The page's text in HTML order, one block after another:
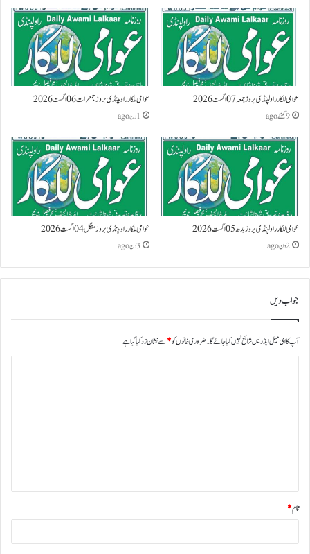
عوامی للکار راولپنڈی بروز جمعہ 07 اگست 2026
9 گھنٹے ago
عوامی للکار راولپنڈی بروز جمعرات 06 اگست 2026
1 دن ago
عوامی للکار راولپنڈی بروز بدھ 05 اگست 2026
2 دن ago
عوامی للکار راولپنڈی بروز منگل 04 اگست 2026
3 دن ago
جواب دیں
آپ کا ای میل ایڈریس شائع نہیں کیا جائے گا۔ضروری خانوں کو*سے نشان زد کیا گیا ہے
نام*